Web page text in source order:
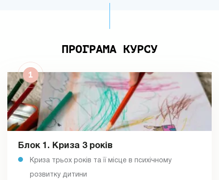
ПРОГРАМА КУРСУ
Блок 1. Криза 3 років
Криза трьох років та її місце в психічному
розвитку дитини